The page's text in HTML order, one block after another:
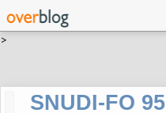
>
SNUDI-FO 95